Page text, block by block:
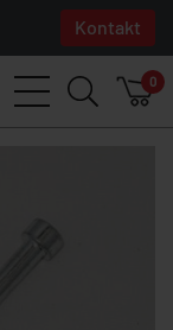
Kontakt
0